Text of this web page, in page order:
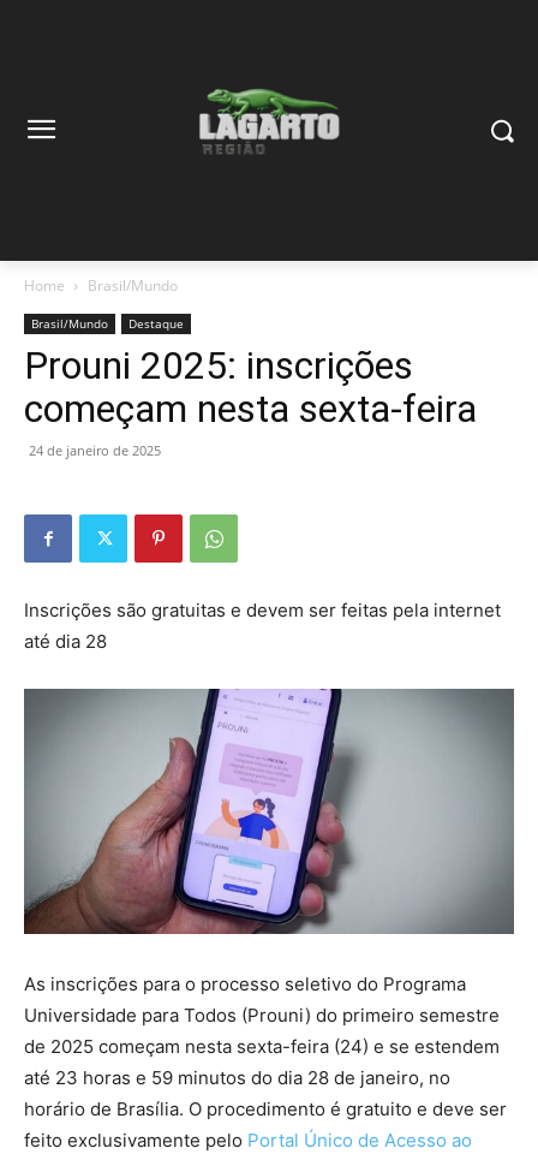
Home Brasil/Mundo
Brasil/Mundo Destaque
Prouni 2025: inscrições
começam nesta sexta-feira
24 de janeiro de 2025
Inscrições são gratuitas e devem ser feitas pela internet
até dia 28
As inscrições para o processo seletivo do Programa
Universidade para Todos (Prouni) do primeiro semestre
de 2025 começam nesta sexta-feira (24) e se estendem
até 23 horas e 59 minutos do dia 28 de janeiro, no
horário de Brasília. O procedimento é gratuito e deve ser
feito exclusivamente pelo Portal Único de Acesso ao